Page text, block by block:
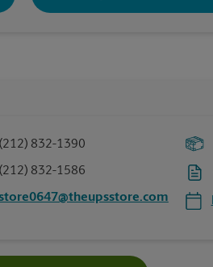
(212) 832-1390
(212) 832-1586